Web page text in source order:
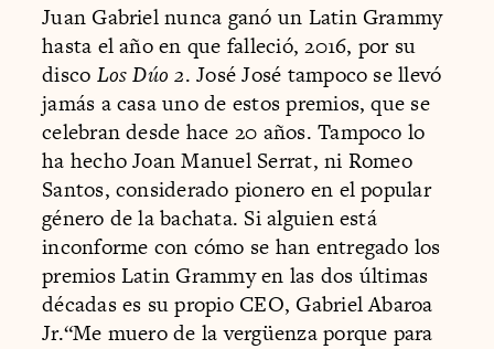
Juan Gabriel nunca ganó un Latin Grammy
hasta el año en que falleció, 2016, por su
disco Los Dúo 2. José José tampoco se llevó
jamás a casa uno de estos premios, que se
celebran desde hace 20 años. Tampoco lo
ha hecho Joan Manuel Serrat, ni Romeo
Santos, considerado pionero en el popular
género de la bachata. Si alguien está
inconforme con cómo se han entregado los
premios Latin Grammy en las dos últimas
décadas es su propio CEO, Gabriel Abaroa
Jr.“Me muero de la vergüenza porque para